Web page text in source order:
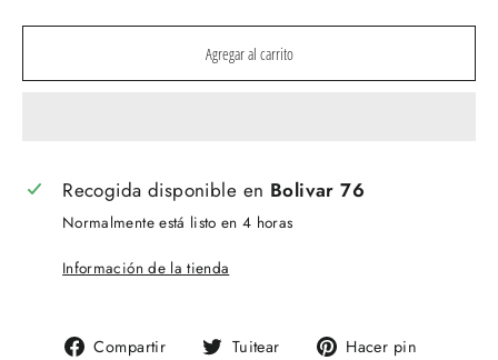
Agregar al carrito
Recogida disponible en Bolivar 76
Normalmente está listo en 4 horas
Información de la tienda
Compartir
Compartir
Tuitear
TuitearHacer pin